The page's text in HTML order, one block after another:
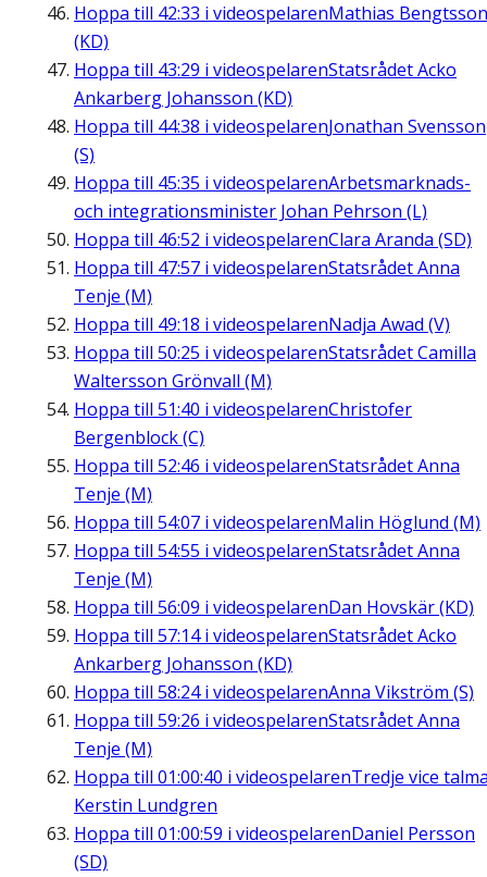
Hoppa till 42:33 i videospelarenMathias Bengtsson
(KD)
Hoppa till 43:29 i videospelarenStatsrådet Acko
Ankarberg Johansson (KD)
Hoppa till 44:38 i videospelarenJonathan Svensson
(S)
Hoppa till 45:35 i videospelarenArbetsmarknads-
och integrationsminister Johan Pehrson (L)
Hoppa till 46:52 i videospelarenClara Aranda (SD)
Hoppa till 47:57 i videospelarenStatsrådet Anna
Tenje (M)
Hoppa till 49:18 i videospelarenNadja Awad (V)
Hoppa till 50:25 i videospelarenStatsrådet Camilla
Waltersson Grönvall (M)
Hoppa till 51:40 i videospelarenChristofer
Bergenblock (C)
Hoppa till 52:46 i videospelarenStatsrådet Anna
Tenje (M)
Hoppa till 54:07 i videospelarenMalin Höglund (M)
Hoppa till 54:55 i videospelarenStatsrådet Anna
Tenje (M)
Hoppa till 56:09 i videospelarenDan Hovskär (KD)
Hoppa till 57:14i videospelarenStatsrådet Acko
Ankarberg Johansson (KD)
Hoppa till 58:24i videospelarenAnna Vikström (S)
Hoppa till 59:26 i videospelarenStatsrådet Anna
Tenje (M)
Hoppa till 01:00:40 i videospelarenTredje vice
Kerstin Lundgren
Hoppa till 01:00:59 i videospelarenDaniel Persson
(SD)